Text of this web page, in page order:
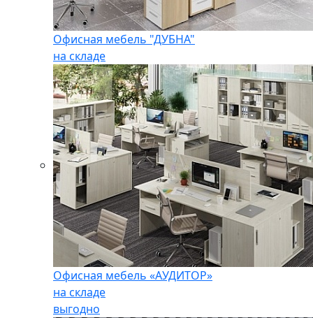
Офисная мебель "ДУБНА"
на складе
Офисная мебель «АУДИТОР»
на складе
выгодно